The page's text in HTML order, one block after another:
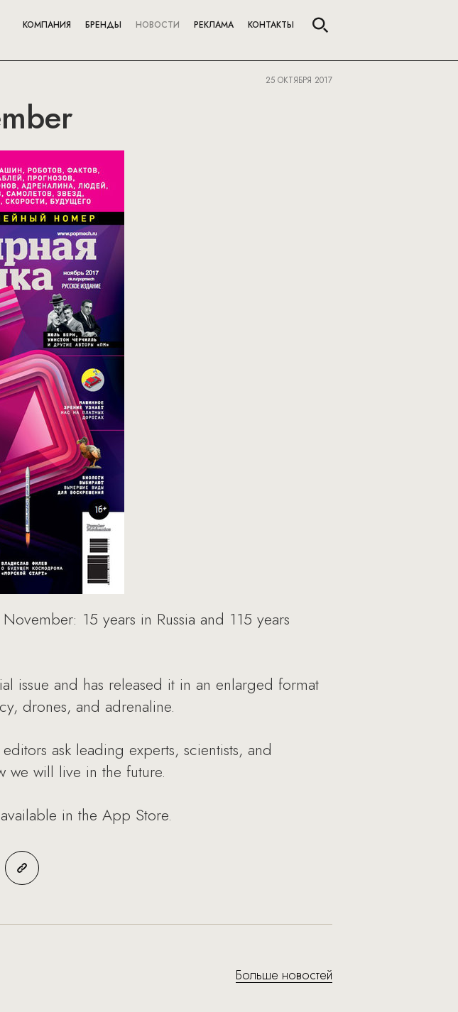
КОМПАНИЯ БРЕНДЫ НОВОСТИ РЕКЛАМА КОНТАКТЫ
25 ОКТЯБРЯ 2017
15 years in Russia and 115 years
issue and has released it in an enlarged format
drones, and adrenaline.
ask leading experts, scientists, and
we will live in the future.
in the App Store.
Больше новостей